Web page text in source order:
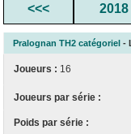
<<< 2018
Pralognan TH2 catégoriel -
Joueurs : 16
Joueurs par série :
Poids par série :